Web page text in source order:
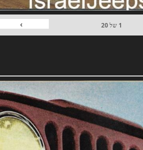
1 של20
›